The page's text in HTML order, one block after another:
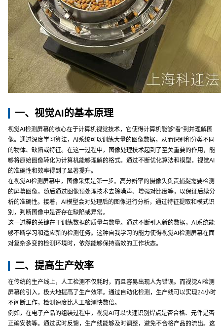
一、视觉AI的基本原理
视觉AI检测屏幕的核心在于计算机视觉技术，它使得计算机能够“看”到并理解图
像。通过深度学习算法，AI系统可以训练大量的图像数据，从而识别和分类不同
的物体、缺陷或特征。在这一过程中，图像处理技术起到了至关重要的作用，能
够将原始图像转化为计算机能够理解的格式。通过不断优化算法和模型，视觉AI
的准确性和效率得到了显著提升。
在视觉AI检测屏幕中，图像采集是第一步。高分辨率的摄像头负责捕捉需要检测
的屏幕图像，随后通过图像预处理技术去除噪声、增强对比度等，以保证后续分
析的准确性。接着，AI模型会对处理后的图像进行分析，通过特征提取和模式识
别，判断图像中是否存在缺陷或异常。
这一过程的关键在于训练数据的质量与数量。通过不断引入新的数据，AI系统能
够不断学习和适应新的检测任务。这种自我学习的能力使得视觉AI检测屏幕在面
对复杂多变的检测环境时，依然能够保持高效的工作状态。
二、提高生产效率
在传统的生产线上，人工检测不仅耗时，而且容易出现人为错误。而视觉AI检测
屏幕的引入，极大地提高了生产效率。通过自动化检测，生产线可以实现24小时
不间断工作，检测速度比人工检测快数倍。
例如，在电子产品的组装过程中，视觉AI可以快速识别焊点是否合格、元件是否
正确安装等。通过实时反馈，生产线能够及时调整，避免不合格产品的流出。这